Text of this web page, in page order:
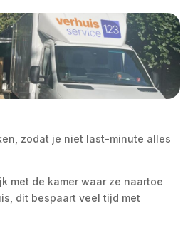
zodat je niet last-minute alles
met de kamer waar ze naartoe
dit bespaart veel tijd met